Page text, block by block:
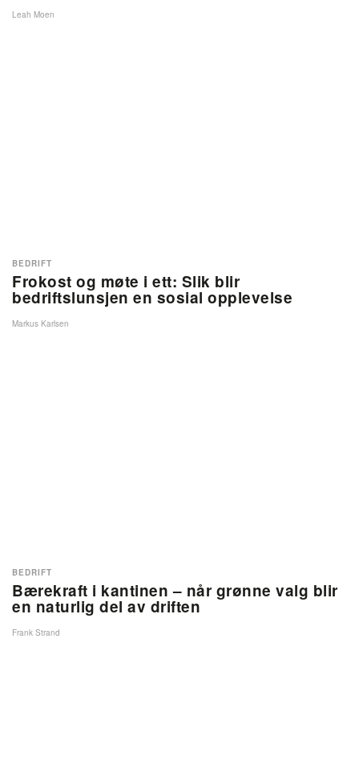
Leah Moen
Frokost og møte i ett: Slik blir
bedriftslunsjen en sosial opplevelse
BEDRIFT
Markus Karlsen
Bærekraft i kantinen – når grønne valg blir
en naturlig del av driften
BEDRIFT
Frank Strand